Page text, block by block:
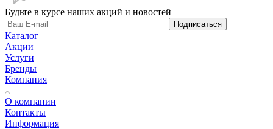
Будьте в курсе наших акций и новостей
Подписаться
Каталог
Акции
Услуги
Бренды
Компания
О компании
Контакты
Информация